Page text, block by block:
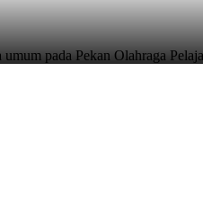
pada Pekan Olahraga